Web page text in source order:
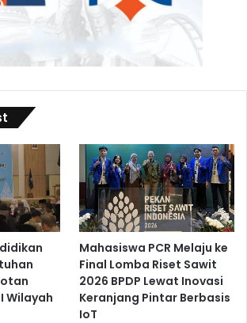
Wilayah
Mahasiswa PCR Melaju ke
Final Lomba Riset Sawit
2026 BPDP Lewat Inovasi
Keranjang Pintar Berbasis
IoT